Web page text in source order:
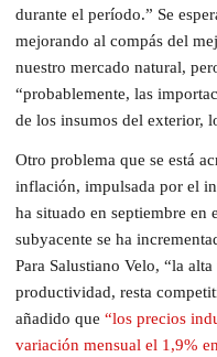
durante el período.” Se
mejorando al compás del
nuestro mercado natural,
“probablemente, las
de los insumos del exterior,
Otro problema que se está
inflación, impulsada por el
ha situado en septiembre
subyacente se ha
Para Salustiano Velo, “la
productividad, resta
añadido que “los precios
variación mensual el 1,9%